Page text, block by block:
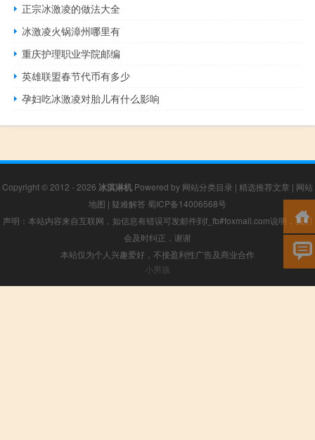
正宗冰激凌的做法大全
冰激凌火锅漳州哪里有
重庆护理职业学院邮编
英雄联盟春节代币有多少
孕妇吃冰激凌对胎儿有什么影响
Copyright © 2012 - 2026 冰淇淋机 Powered by 网站分类目录 | 精选推荐文章 | 网站
地图 | 疑难解答 蜀ICP备14006568号
声明：本站内容来自互联网，如信息有错误可发邮件到f_fb#foxmail.com说明，我们
会及时纠正，谢谢
本站仅为个人兴趣爱好，不接盈利性广告及商业合作
小男孩